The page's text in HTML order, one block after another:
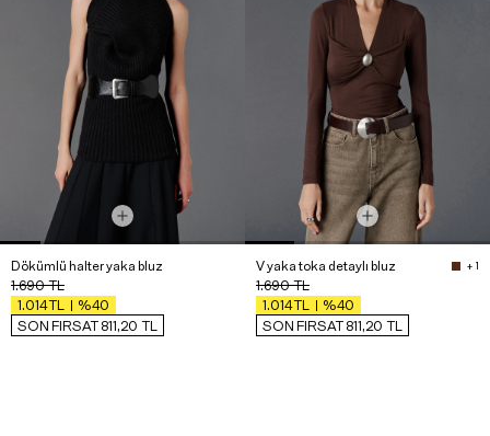
Dökümlü halter yaka bluz
1.690TL
1.014TL
%40
SON FIRSAT 811,20 TL
V yaka toka detaylı bluz + 1
1.690TL
1.014TL
%40
SON FIRSAT 811,20 TL